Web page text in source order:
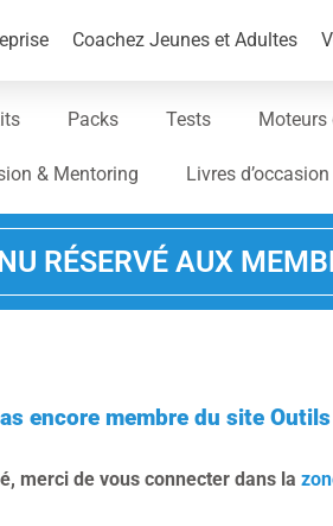
Coachez Jeunes et Adultes
Packs Tests Moteurs
& Mentoring Livres d’occasion
RÉSERVÉ AUX
encore membre du site
merci de vous connecter dans la